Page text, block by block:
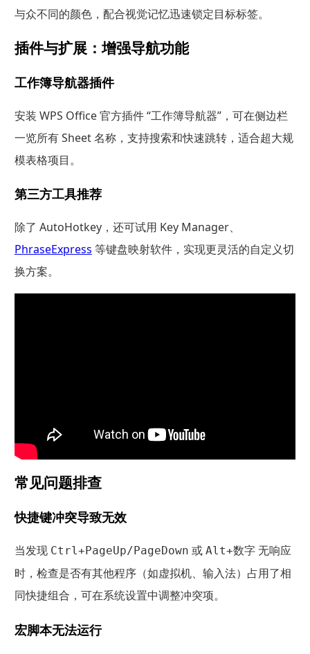
与众不同的颜色，配合视觉记忆迅速锁定目标标签。
插件与扩展：增强导航功能
工作簿导航器插件
安装 WPS Office 官方插件 “工作簿导航器”，可在侧边栏
一览所有 Sheet 名称，支持搜索和快速跳转，适合超大规
模表格项目。
第三方工具推荐
除了 AutoHotkey，还可试用 Key Manager、
PhraseExpress 等键盘映射软件，实现更灵活的自定义切
换方案。
常见问题排查
快捷键冲突导致无效
当发现 Ctrl+PageUp/PageDown 或 Alt+数字无响应
时，检查是否有其他程序（如虚拟机、输入法）占用了相
同快捷组合，可在系统设置中调整冲突项。
宏脚本无法运行